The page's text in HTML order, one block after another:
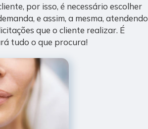
por isso, é necessário escolher
e assim, a mesma, atendendo
que o cliente realizar. É
tudo o que procura!